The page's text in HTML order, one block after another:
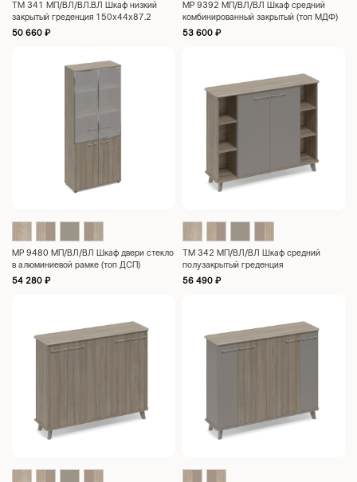
ТМ 341 МП/ВЛ/ВЛ.ВЛ Шкаф низкий
закрытый греденция 150x44x87.2
50 660 ₽
МР 9392 МП/ВЛ/ВЛ Шкаф средний
комбинированный закрытый (топ МДФ)
180.3×40.8×127.4
53 600 ₽
МР 9480 МП/ВЛ/ВЛ Шкаф двери стекло
в алюминиевой рамке (топ ДСП)
90.2×40.2×205
54 280 ₽
ТМ 342 МП/ВЛ/ВЛ Шкаф средний
полузакрытый греденция
150x44x122.4
56 490 ₽